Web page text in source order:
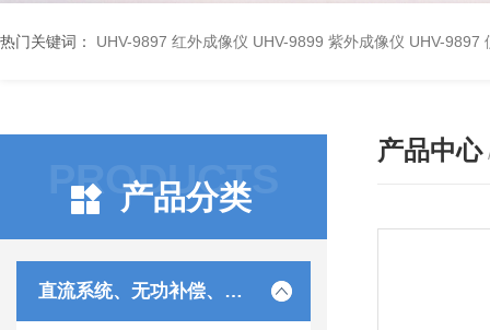
热门关键词： UHV-9897 红外成像仪 UHV-9899 紫外成像仪 UHV-9897
PRODUCTS
产品分类
直流系统、无功补偿、电池电机检测仪器
产品中心